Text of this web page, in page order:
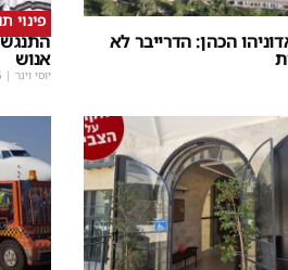
הכהן: הדרייבר לא
פינוי
אנוש
יוסי וינר |